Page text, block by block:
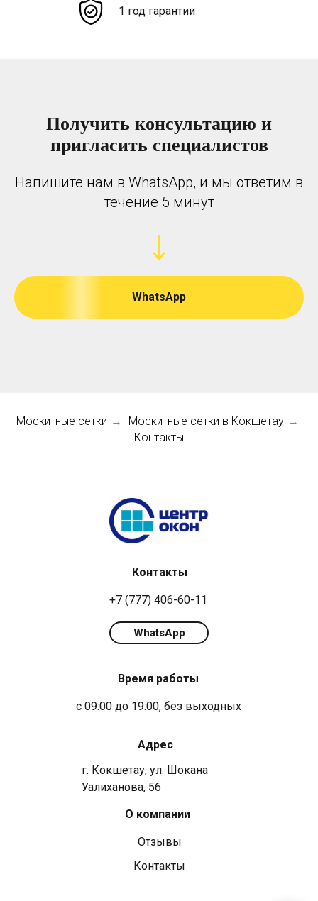
1 год гарантии
Получить консультацию и
пригласить специалистов
Напишите нам в WhatsApp, и мы ответим в
течение 5 минут
WhatsApp
Москитные сетки → Москитные сетки в Кокшетау →
Контакты
+7 (777) 406-60-11
с 09:00 до 19:00, без выходных
Отзывы
Контакты
г. Кокшетау, ул. Шокана
Уалиханова, 56
О компании
Адрес
Время работы
Контакты
WhatsApp